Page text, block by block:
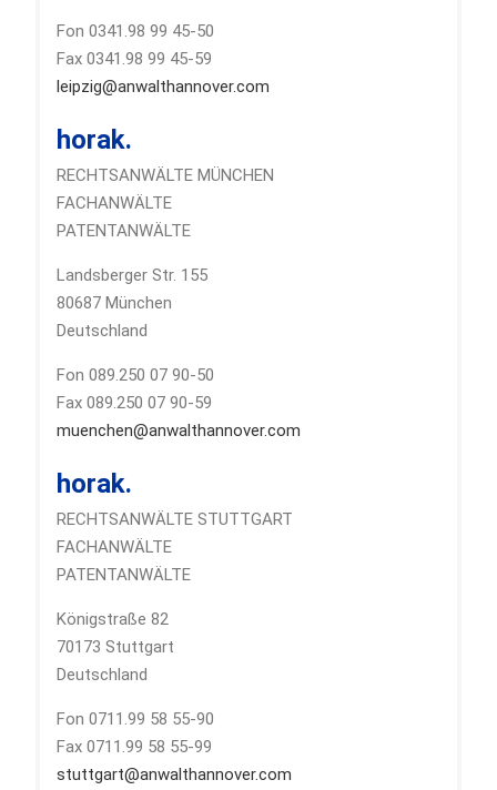
Fon 0341.98 99 45-50
Fax 0341.98 99 45-59
leipzig@anwalthannover.com
horak.
RECHTSANWÄLTE MÜNCHEN
FACHANWÄLTE
PATENTANWÄLTE
Landsberger Str. 155
80687 München
Deutschland
Fon 089.250 07 90-50
Fax 089.250 07 90-59
muenchen@anwalthannover.com
horak.
RECHTSANWÄLTE STUTTGART
FACHANWÄLTE
PATENTANWÄLTE
Königstraße 82
70173 Stuttgart
Deutschland
Fon 0711.99 58 55-90
Fax 0711.99 58 55-99
stuttgart@anwalthannover.com